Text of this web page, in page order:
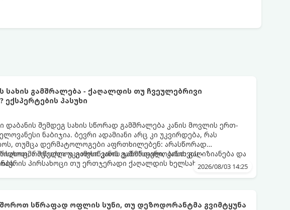
სახის გამშრალება - ქაღალდის თუ ჩვეულებრივი
ექსპერტების პასუხი
შემდეგ სახის სწორად გამშრალება კანის მოვლის ერთ-
ნაბიჯია. ბევრი ადამიანი არც კი უკვირდება, რას
თუმცა დერმატოლოგები აფრთხილებენ: არასწორად
შესაძლოა გამოიწვიოს გამონაყარი, კანის გაღიზიანება და
რომელია უკეთესი კანის ჯანმრთელობისთვის -
პირსახოცი თუ ერთჯერადი ქაღალდის ხელსახოცი?2026/08/03 14:25
სწრაფად ოფლის სუნი, თუ დეზოდორანტმა გვიმტყუნა